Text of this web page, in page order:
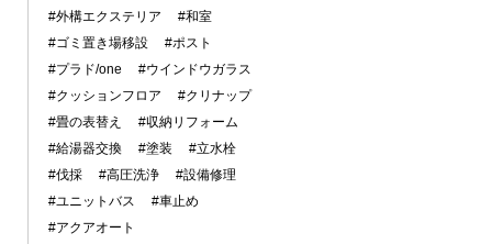
#外構エクステリア
#和室
#ゴミ置き場移設
#ポスト
#プラド/one
#ウインドウガラス
#クッションフロア
#クリナップ
#畳の表替え
#収納リフォーム
#給湯器交換
#塗装
#立水栓
#伐採
#高圧洗浄
#設備修理
#ユニットバス
#車止め
#アクアオート